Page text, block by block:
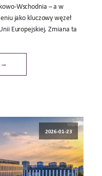
Wschodnia – a w
jako kluczowy węzeł
Europejskiej. Zmiana ta
2026-01-23